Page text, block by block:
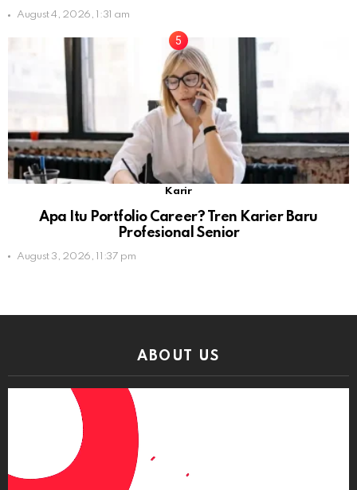
August 4, 2026, 1:31 am
Karir
Apa Itu Portfolio Career? Tren Karier Baru
Profesional Senior
August 3, 2026, 11:37 pm
ABOUT US